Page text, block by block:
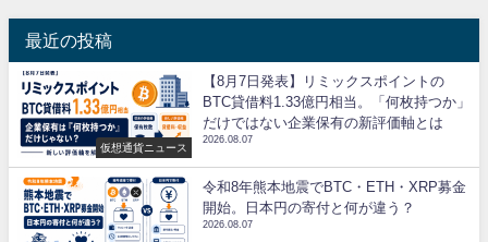
最近の投稿
仮想通貨ニュース
【8月7日発表】リミックスポイントの
BTC貸借料1.33億円相当。「何枚持つか」
だけではない企業保有の新評価軸とは
2026.08.07
令和8年熊本地震でBTC・ETH・XRP募金
開始。日本円の寄付と何が違う？
2026.08.07